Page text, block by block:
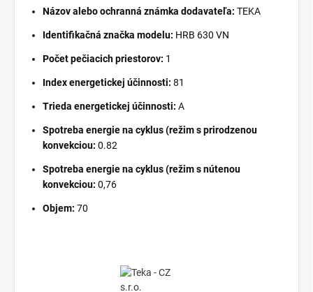
Názov alebo ochranná známka dodavateľa: TEKA
Identifikačná značka modelu: HRB 630 VN
Počet pečiacich priestorov: 1
Index energetickej účinnosti: 81
Trieda energetickej účinnosti: A
Spotreba energie na cyklus (režim s prirodzenou
konvekciou: 0.82
Spotreba energie na cyklus (režim s nútenou
konvekciou: 0,76
Objem: 70